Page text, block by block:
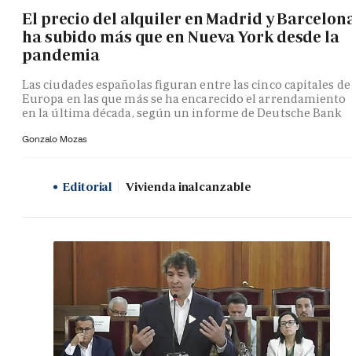
El precio del alquiler en Madrid y
ha subido más que en Nueva York desde la
pandemia
Las ciudades españolas figuran entre las cinco capitales de
Europa en las que más se ha encarecido el arrendamiento
en la última década, según un informe de Deutsche Bank
Gonzalo Mozas
Editorial Vivienda inalcanzable